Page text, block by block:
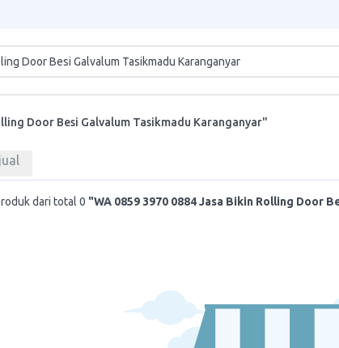
Door Besi Galvalum Tasikmadu Karanganyar"
dari total 0 "WA 0859 3970 0884 Jasa Bikin Rolling Door